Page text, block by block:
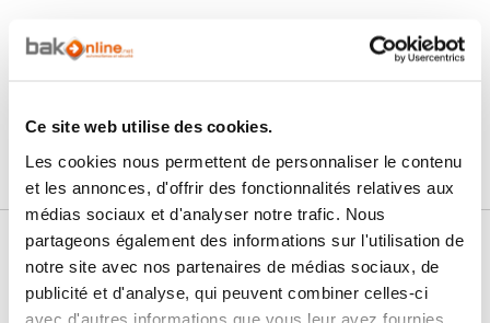
Ce site web utilise des cookies.
Les cookies nous permettent de personnaliser le contenu
et les annonces, d'offrir des fonctionnalités relatives aux
médias sociaux et d'analyser notre trafic. Nous
partageons également des informations sur l'utilisation de
notre site avec nos partenaires de médias sociaux, de
publicité et d'analyse, qui peuvent combiner celles-ci
avec d'autres informations que vous leur avez fournies
Livraison
SAV & Retours
Garanties
Nos conseils
FAQ